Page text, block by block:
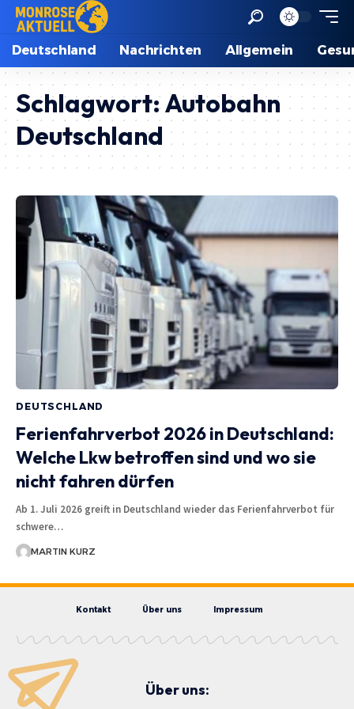
Deutschland Nachrichten Allgemein
Schlagwort:Autobahn
Deutschland
DEUTSCHLAND
Ferienfahrverbot 2026 in Deutschland:
Welche Lkw betroffen sind und wo sie
nicht fahren dürfen
Ab 1. Juli 2026 greift in Deutschland wieder das Ferienfahrverbot für
schwere…
MARTIN KURZ
Kontakt Über uns Impressum
Über uns: